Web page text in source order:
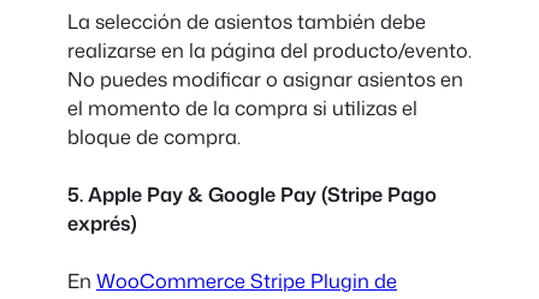
La selección de asientos también debe
realizarse en la página del producto/evento.
No puedes modificar o asignar asientos en
el momento de la compra si utilizas el
bloque de compra.
5. Apple Pay & Google Pay (Stripe Pago
exprés)
En WooCommerce Stripe Plugin de